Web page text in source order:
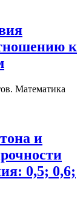
к
Математика
и
0,5; 0,6;